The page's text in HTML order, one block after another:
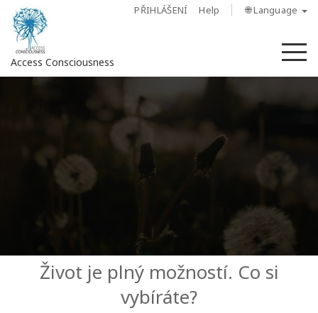
PŘIHLÁŠENÍ Help 🌐 Language
Access Consciousness
Account
Access
BarsŽivot je plný možností. Co si
vybíráte?